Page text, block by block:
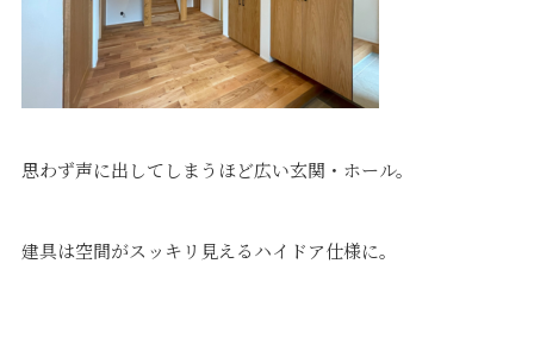
吉田のブログ
Q&A
Other
リフォーム
採用情報
Contact
来場予約
カタログ請求
思わず声に出してしまうほど広い玄関・ホール。
建具は空間がスッキリ見えるハイドア仕様に。